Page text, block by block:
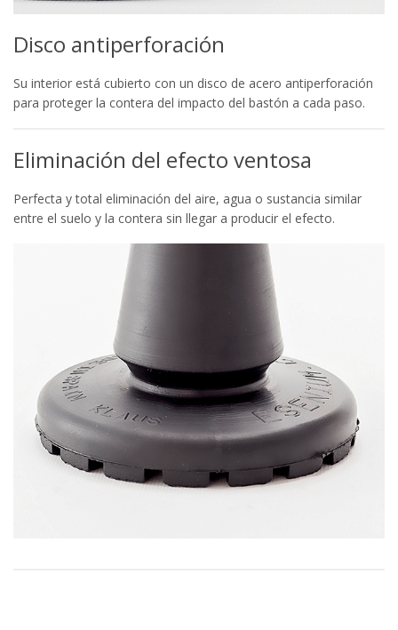
Disco antiperforación
Su interior está cubierto con un disco de acero antiperforación
para proteger la contera del impacto del bastón a cada paso.
Eliminación del efecto ventosa
Perfecta y total eliminación del aire, agua o sustancia similar
entre el suelo y la contera sin llegar a producir el efecto.